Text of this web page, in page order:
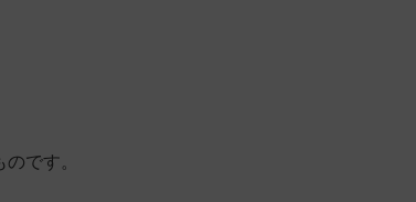
です。